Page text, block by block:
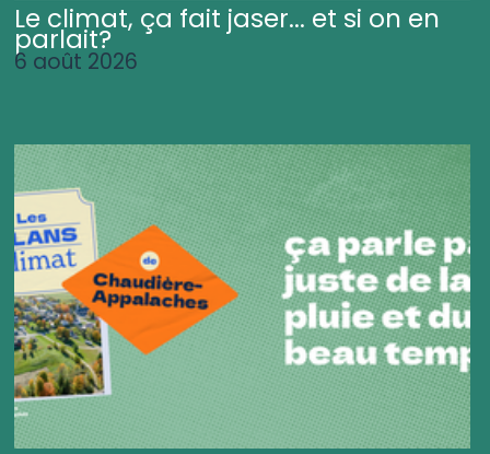
Le climat, ça fait jaser... et si on en
parlait?
6 août 2026